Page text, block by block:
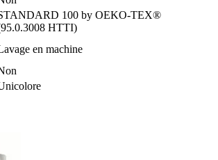
100 by OEKO-TEX®
HTTI)
en machine